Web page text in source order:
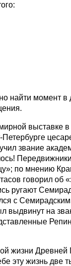
найти момент в
выставке в
звание
по мнению
говорил об
ругают
с Семирадским,
выдвинут на
жизни Древней
эту жизнь две